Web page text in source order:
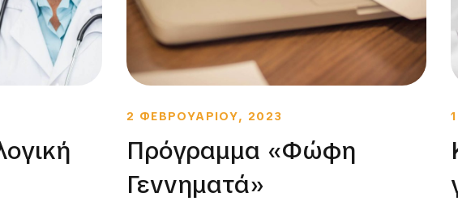
2 ΦΕΒΡΟΥΑΡΙΟΥ, 2023
Πρόγραμμα «Φώφη
Γεννηματά»